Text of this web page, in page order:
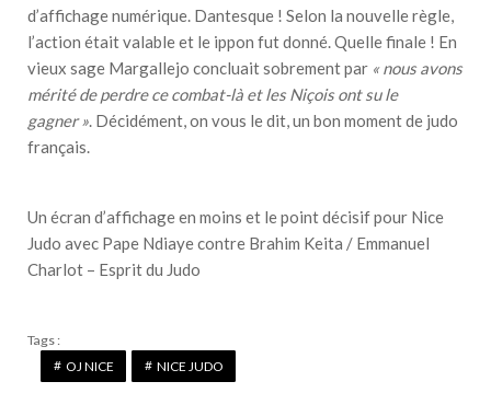
d’affichage numérique. Dantesque ! Selon la nouvelle règle,
l’action était valable et le ippon fut donné. Quelle finale ! En
vieux sage Margallejo concluait sobrement par « nous avons
mérité de perdre ce combat-là et les Niçois ont su le
gagner ». Décidément, on vous le dit, un bon moment de judo
français.
Un écran d’affichage en moins et le point décisif pour Nice
Judo avec Pape Ndiaye contre Brahim Keita / Emmanuel
Charlot – Esprit du Judo
Tags :
OJ NICE
NICE JUDO